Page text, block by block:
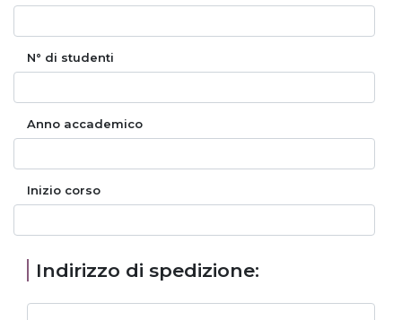
N° di studenti
Anno accademico
Inizio corso
Indirizzo di spedizione: